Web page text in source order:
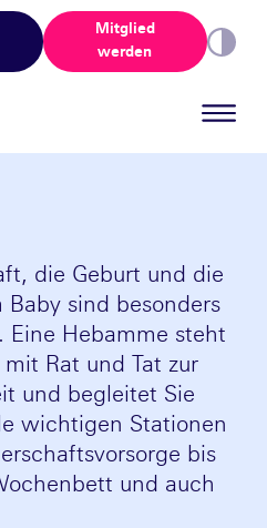
Mitglied
werden
die Geburt und die
sind besonders
Eine Hebamme steht
Rat und Tat zur
und begleitet Sie
wichtigen Stationen
bis
und auch